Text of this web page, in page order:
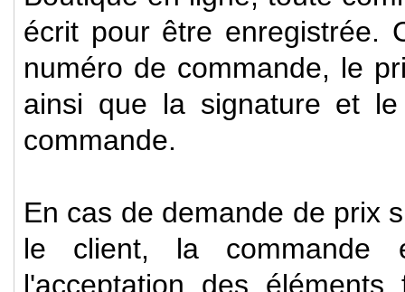
écrit pour être enregistrée.
numéro de commande, le
ainsi que la signature et
commande.
En cas de demande de prix
le client, la commande
l'acceptation des